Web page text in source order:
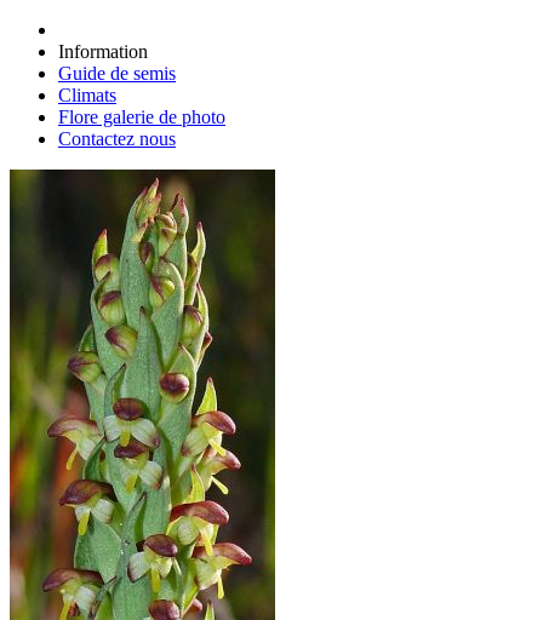
Information
Guide de semis
Climats
Flore galerie de photo
Contactez nous